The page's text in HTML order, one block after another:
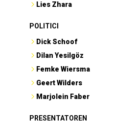
Lies Zhara
POLITICI
Dick Schoof
Dilan Yesilgöz
Femke Wiersma
Geert Wilders
Marjolein Faber
PRESENTATOREN